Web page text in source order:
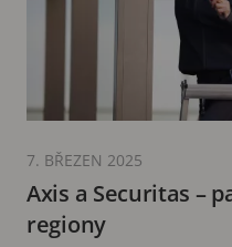
Axis a Securitas –
regiony
7. BŘEZEN 2025